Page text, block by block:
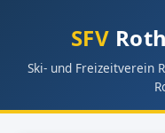
SFV
Ski- und Freizeitverein